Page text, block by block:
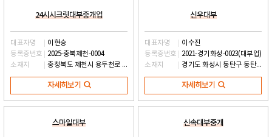
24시시크릿대부중개업
대표자명
이현승
등록증번호
2025-충북제천-0004
소재지
충청북도 제천시 용두천로 186, 1층 102호 (청전동)
자세히보기
신우대부
대표자명
이수진
등록증번호
2021-경기화성-0023(대부업)
소재지
경기도 화성시 동탄구 동탄기흥로 590, 동탄센트럴에이스타워 B동 1015호 (영천동)
자세히보기
스마일대부 신속대부중개